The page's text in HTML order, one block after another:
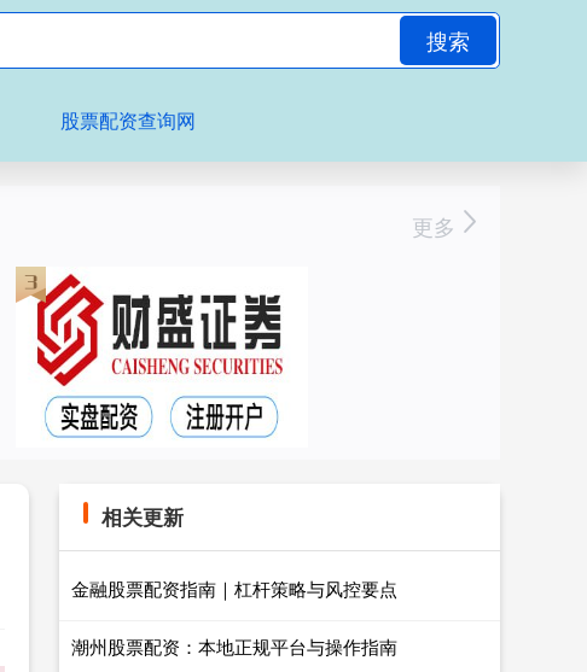
搜索
股票配资查询网
更多
相关更新
金融股票配资指南｜杠杆策略与风控要点
潮州股票配资：本地正规平台与操作指南